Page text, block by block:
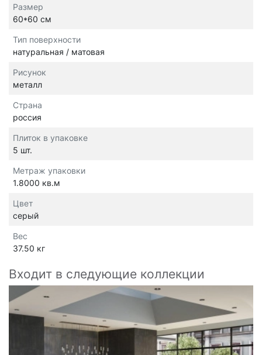
Размер
60*60 см
Тип поверхности
натуральная / матовая
Рисунок
металл
Страна
россия
Плиток в упаковке
5 шт.
Метраж упаковки
1.8000 кв.м
Цвет
серый
Вес
37.50 кг
Входит в следующие коллекции